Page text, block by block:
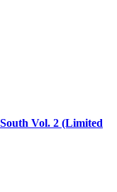
Vol. 2 (Limited